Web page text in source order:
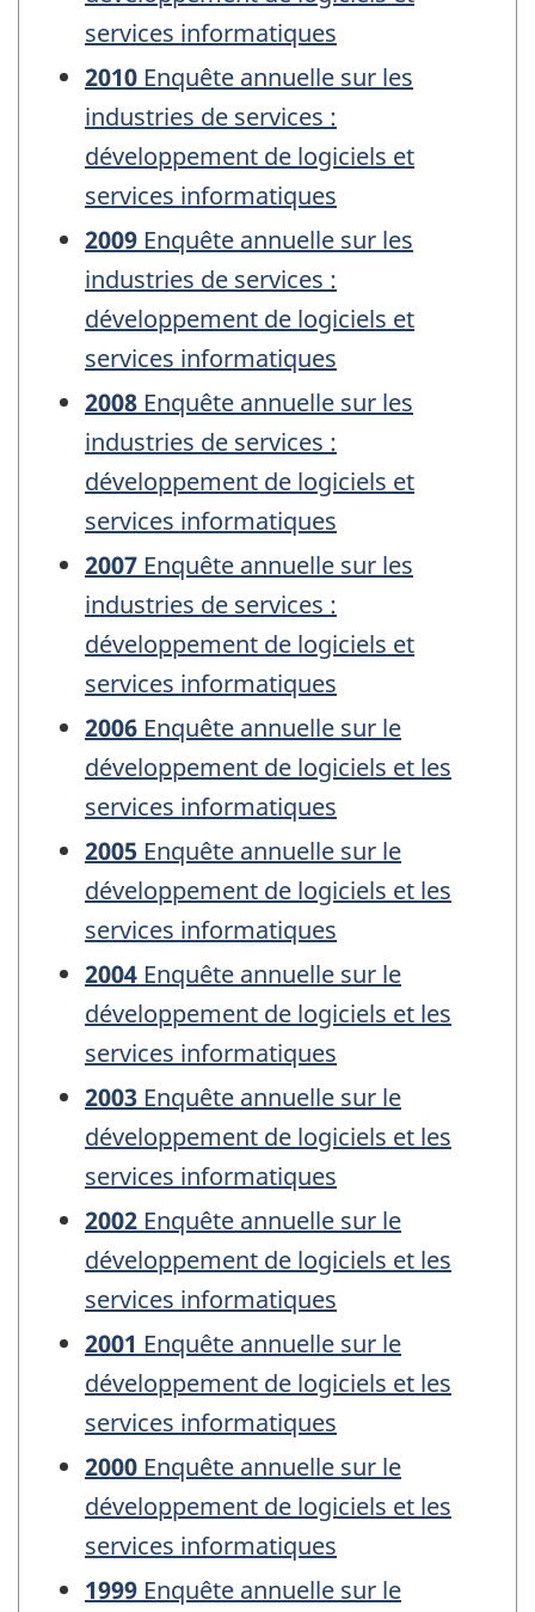
services informatiques
2010 Enquête annuelle sur les
industries de services :
développement de logiciels et
services informatiques
2009 Enquête annuelle sur les
industries de services :
développement de logiciels et
services informatiques
2008 Enquête annuelle sur les
industries de services :
développement de logiciels et
services informatiques
2007 Enquête annuelle sur les
industries de services :
développement de logiciels et
services informatiques
2006 Enquête annuelle sur le
développement de logiciels et les
services informatiques
2005 Enquête annuelle sur le
développement de logiciels et les
services informatiques
2004 Enquête annuelle sur le
développement de logiciels et les
services informatiques
2003 Enquête annuelle sur le
développement de logiciels et les
services informatiques
2002 Enquête annuelle sur le
développement de logiciels et les
services informatiques
2001 Enquête annuelle sur le
développement de logiciels et les
services informatiques
2000 Enquête annuelle sur le
développement de logiciels et les
services informatiques
1999 Enquête annuelle sur le